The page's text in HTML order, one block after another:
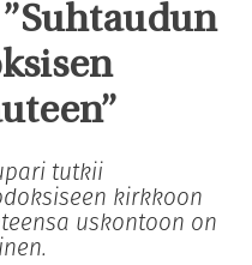
tutkii
kirkkoon
uskontoon on